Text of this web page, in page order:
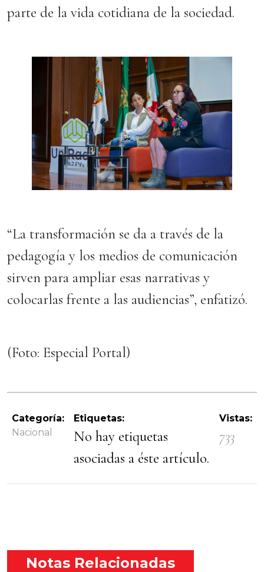
parte de la vida cotidiana de la sociedad.
“La transformación se da a través de la
pedagogía y los medios de comunicación
sirven para ampliar esas narrativas y
colocarlas frente a las audiencias”, enfatizó.
(Foto: Especial Portal)
Categoría:
Nacional
Etiquetas:
No hay etiquetas
asociadas a éste artículo.
Vistas:
733
Notas Relacionadas